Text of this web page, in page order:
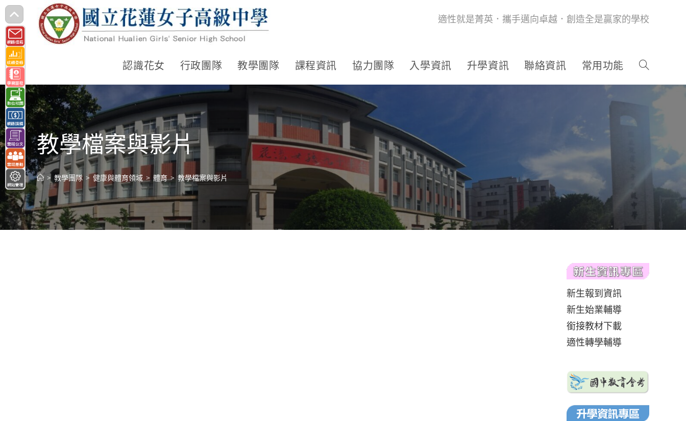
跳
轉
至
主
要
內
容
適性就是菁英．攜手邁向卓越．創造全是贏家的學校
認識花女 行政團隊 教學團隊 課程資訊 協力團隊 入學資訊 升學資訊 聯絡資訊 常用功能
教學檔案與影片
> 教學團隊 > 健康與體育領域 > 體育 > 教學檔案與影片
新生報到資訊
新生始業輔導
銜接教材下載
適性轉學輔導